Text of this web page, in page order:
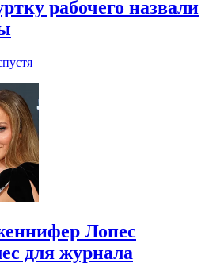
рабочего назвали
Лопес
для журнала